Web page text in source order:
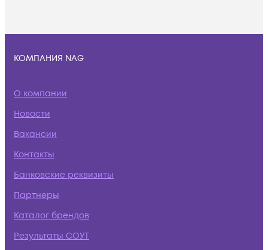
КОМПАНИЯ NAG
О компании
Новости
Вакансии
Контакты
Банковские реквизиты
Партнеры
Каталог брендов
Результаты СОУТ